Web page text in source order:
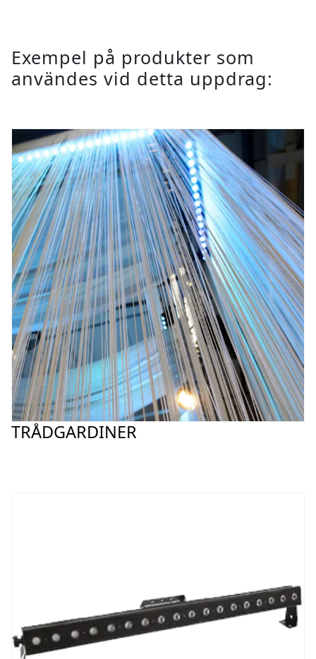
Exempel på produkter som
användes vid detta uppdrag:
TRÅDGARDINER